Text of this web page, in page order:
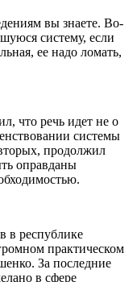
вы знаете. Во-
систему, если
ее надо ломать,
что речь идет не о
системы
продолжил
оправданы
в республике
практическом
За последние
в сфере